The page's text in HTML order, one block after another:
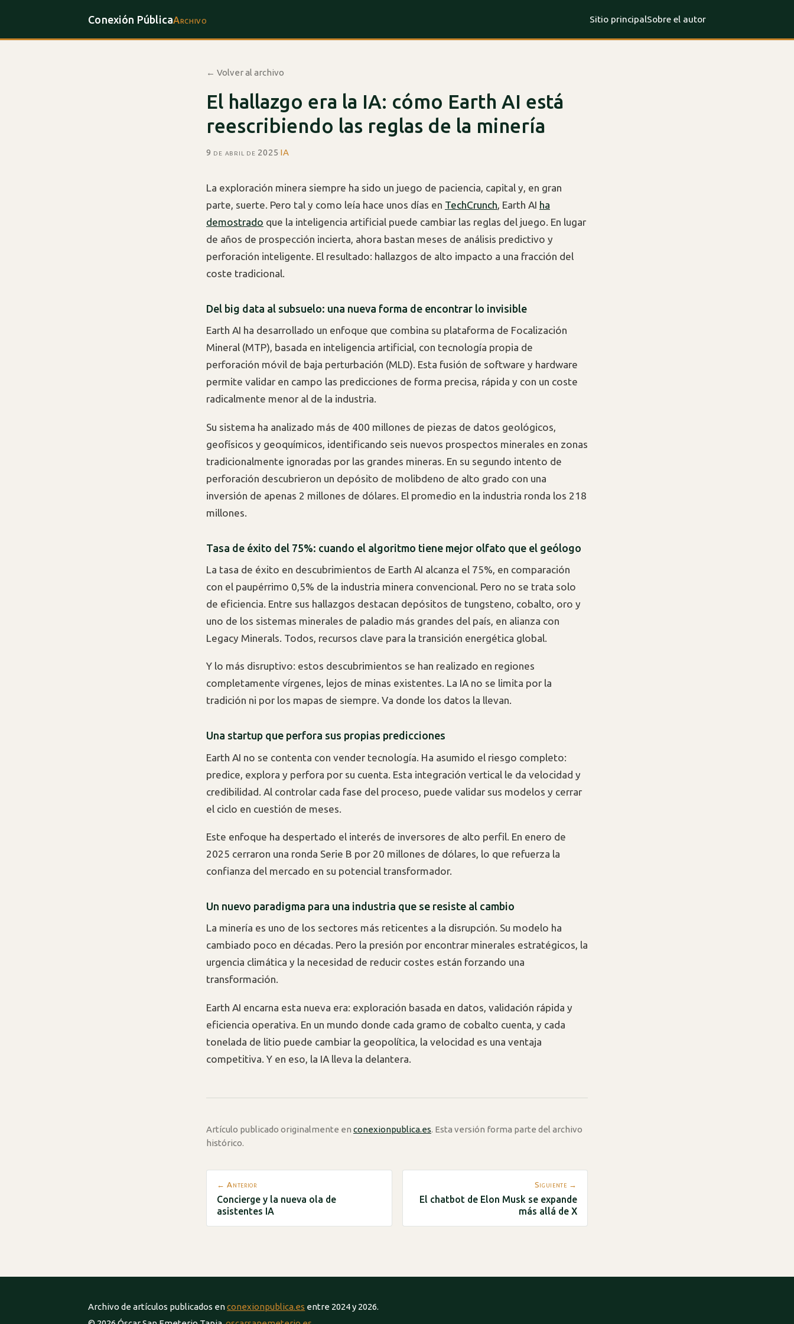
Conexión PúblicaArchivo Sitio principalSobre el autor
← Volver al archivo
El hallazgo era la IA: cómo Earth AI está
reescribiendo las reglas de la minería
9 de abril de 2025·IA
La exploración minera siempre ha sido un juego de paciencia, capital y, en gran
parte, suerte. Pero tal y como leía hace unos días en TechCrunch , Earth AI ha
demostrado que la inteligencia artificial puede cambiar las reglas del juego. En lugar
de años de prospección incierta, ahora bastan meses de análisis predictivo y
perforación inteligente. El resultado: hallazgos de alto impacto a una fracción del
coste tradicional.
Del big data al subsuelo: una nueva forma de encontrar lo invisible
Earth AI ha desarrollado un enfoque que combina su plataforma de Focalización
Mineral (MTP), basada en inteligencia artificial, con tecnología propia de
perforación móvil de baja perturbación (MLD). Esta fusión de software y hardware
permite validar en campo las predicciones de forma precisa, rápida y con un coste
radicalmente menor al de la industria.
Su sistema ha analizado más de 400 millones de piezas de datos geológicos,
geofísicos y geoquímicos, identificando seis nuevos prospectos minerales en zonas
tradicionalmente ignoradas por las grandes mineras. En su segundo intento de
perforación descubrieron un depósito de molibdeno de alto grado con una
inversión de apenas 2 millones de dólares. El promedio en la industria ronda los 218
millones.
Tasa de éxito del 75%: cuando el algoritmo tiene mejor olfato que el geólogo
La tasa de éxito en descubrimientos de Earth AI alcanza el 75%, en comparación
con el paupérrimo 0,5% de la industria minera convencional. Pero no se trata solo
de eficiencia. Entre sus hallazgos destacan depósitos de tungsteno, cobalto, oro y
uno de los sistemas minerales de paladio más grandes del país, en alianza con
Legacy Minerals. Todos, recursos clave para la transición energética global.
Y lo más disruptivo: estos descubrimientos se han realizado en regiones
completamente vírgenes, lejos de minas existentes. La IA no se limita por la
tradición ni por los mapas de siempre. Va donde los datos la llevan.
Una startup que perfora sus propias predicciones
Earth AI no se contenta con vender tecnología. Ha asumido el riesgo completo:
predice, explora y perfora por su cuenta. Esta integración vertical le da velocidad y
credibilidad. Al controlar cada fase del proceso, puede validar sus modelos y cerrar
el ciclo en cuestión de meses.
Este enfoque ha despertado el interés de inversores de alto perfil. En enero de
2025 cerraron una ronda Serie B por 20 millones de dólares, lo que refuerza la
confianza del mercado en su potencial transformador.
Un nuevo paradigma para una industria que se resiste al cambio
La minería es uno de los sectores más reticentes a la disrupción. Su modelo ha
cambiado poco en décadas. Pero la presión por encontrar minerales estratégicos, la
urgencia climática y la necesidad de reducir costes están forzando una
transformación.
Earth AI encarna esta nueva era: exploración basada en datos, validación rápida y
eficiencia operativa. En un mundo donde cada gramo de cobalto cuenta, y cada
tonelada de litio puede cambiar la geopolítica, la velocidad es una ventaja
competitiva. Y en eso, la IA lleva la delantera.
Artículo publicado originalmente en conexionpublica.es. Esta versión forma parte del archivo
histórico.
← Anterior
Concierge y la nueva ola de
asistentes IA
Siguiente →
El chatbot de Elon Musk se expande
más allá de X
Archivo de artículos publicados enconexionpublica.es entre 2024 y 2026.